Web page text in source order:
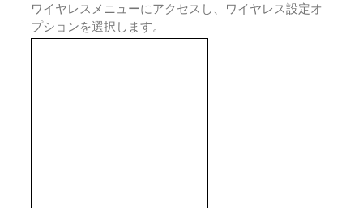
ワイヤレスメニューにアクセスし、ワイヤレス設定オ
プションを選択します。